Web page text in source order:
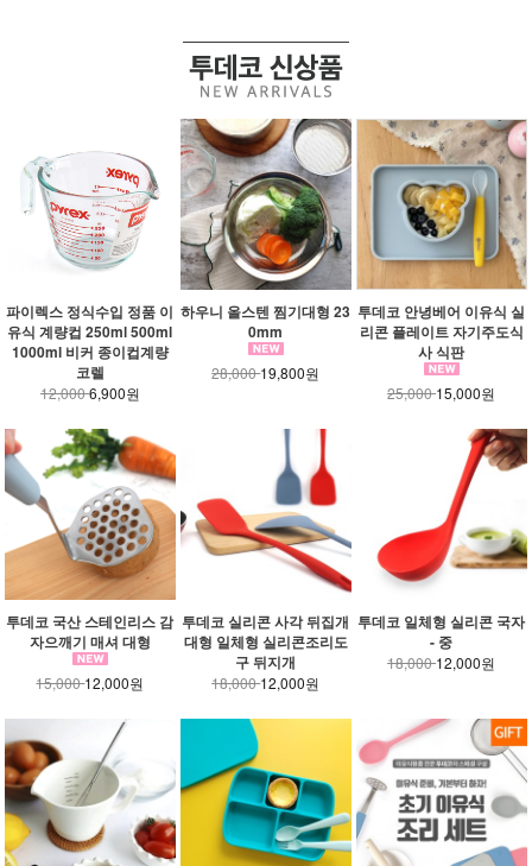
파이렉스 정식수입 정품 이
유식 계량컵 250ml 500ml
1000ml 비커 종이컵계량
코렐
12,0006,900원
하우니 올스텐 찜기대형 23
0mm
28,00019,800원
투데코 안녕베어 이유식 실
리콘 플레이트 자기주도식
사 식판
25,00015,000원
투데코 국산 스테인리스 감
자으깨기 매셔 대형
15,00012,000원
투데코 실리콘 사각 뒤집개
대형 일체형 실리콘조리도
구 뒤지개
18,00012,000원
투데코 일체형 실리콘 국자
- 중
18,00012,000원